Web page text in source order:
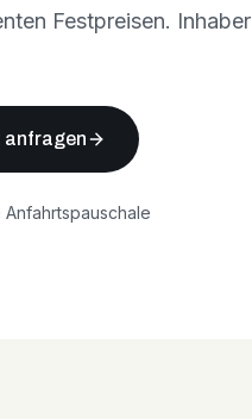
Festpreisen. Inhaber
anfragen